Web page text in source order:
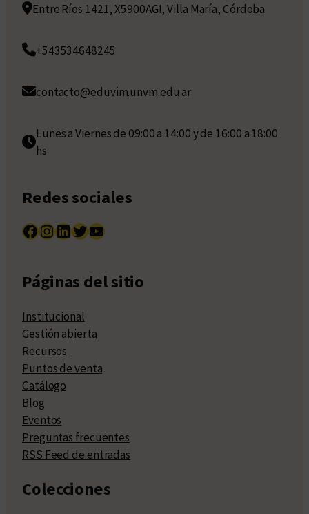
Entre Ríos 1421, X5900AGI, Villa María, Córdoba
+543534648245
contacto@eduvim.unvm.edu.ar
Lunes a Viernes de 09:00 a 14:00 y de 16:00 a 18:00
hs
Redes sociales
Facebook InstagramLinkedIn Twitter YouTube
Páginas del sitio
Institucional
Gestión abierta
Recursos
Puntos de venta
Catálogo
Blog
Eventos
Preguntas frecuentes
RSS Feed de entradas
Colecciones